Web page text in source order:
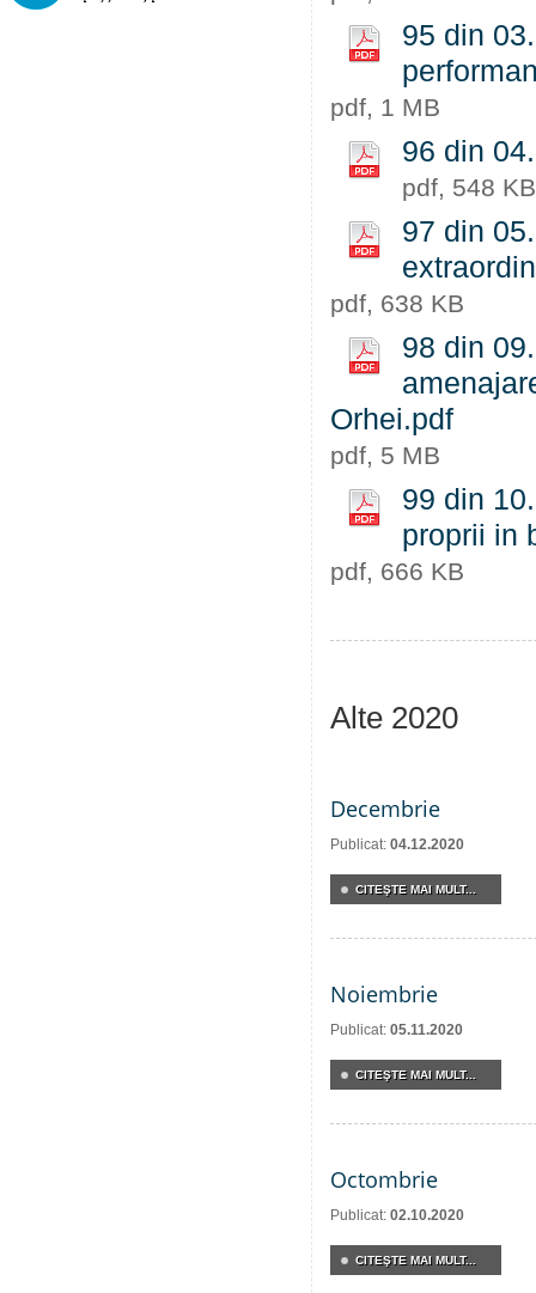
95 din
pdf, 1 MB
96 din
pdf, 548 KB
97 din
pdf, 638 KB
98 din
Orhei.pdf
pdf, 5 MB
99 din
proprii in
pdf, 666 KB
Alte 2020
Decembrie
Publicat: 04.12.2020
CITEŞTE MAI MULT...
Noiembrie
Publicat: 05.11.2020
CITEŞTE MAI MULT...
Octombrie
Publicat: 02.10.2020
CITEŞTE MAI MULT...